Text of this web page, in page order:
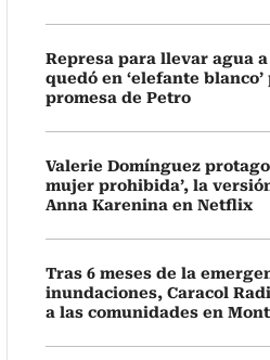
Represa para llevar agua
quedó en ‘elefante blanco’
promesa de Petro
Valerie Domínguez
mujer prohibida’, la
Anna Karenina en Netflix
Tras 6 meses de la
inundaciones, Caracol
a las comunidades en